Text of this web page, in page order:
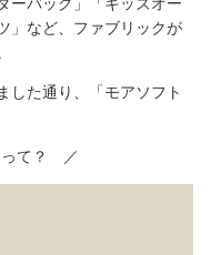
」など、ファブリックが
した通り、「モアソフト
って？ ／